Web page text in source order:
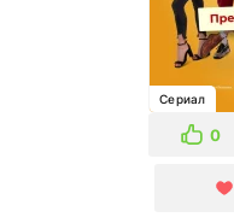
Сериал
0